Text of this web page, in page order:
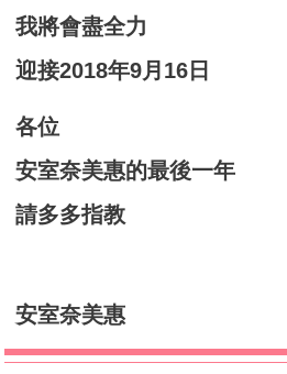
我將會盡全力
迎接2018年9月16日
各位
安室奈美惠的最後一年
請多多指教
安室奈美惠